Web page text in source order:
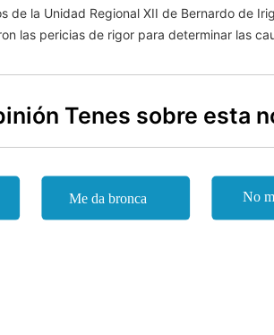
de la Unidad Regional XII de Bernardo de
las pericias de rigor para determinar las
Tenes sobre esta